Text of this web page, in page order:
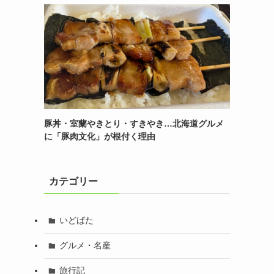
豚丼・室蘭やきとり・すきやき…北海道グルメ
に「豚肉文化」が根付く理由
カテゴリー
いどばた
グルメ・名産
旅行記